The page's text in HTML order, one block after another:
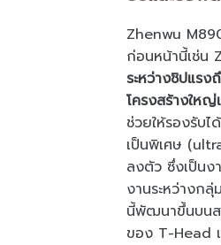
Zhenwu
ก่อนหน้านี้เช่น
ระหว่างชิปแร
โครงสร้างให
ช่วยให้รองรับ
เป็นพิเศษ
ลงตัว ซึ่งเป็นง
งานระหว่างกลุ่
นี้พัฒนาขึ้นบน
ของ T-Head